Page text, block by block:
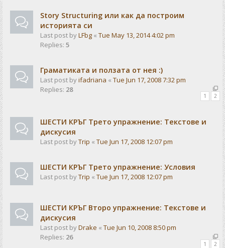
Story Structuring или как да построим
историята си
Last post byLFbg « Tue May 13, 2014 4:02 pm
Replies: 5
Граматиката и ползата от нея :)
Last post byifadriana « Tue Jun 17, 2008 7:32 pm
Replies: 28
1 2
ШЕСТИ КРЪГ Трето упражнение: Текстове и
дискусия
Last post byTrip « Tue Jun 17, 2008 12:07 pm
ШЕСТИ КРЪГ Трето упражнение: Условия
Last post byTrip « Tue Jun 17, 2008 12:07 pm
ШЕСТИ КРЪГ Второ упражнение: Текстове и
дискусия
Last post byDrake « Tue Jun 10, 2008 8:50 pm
Replies: 26
1 2